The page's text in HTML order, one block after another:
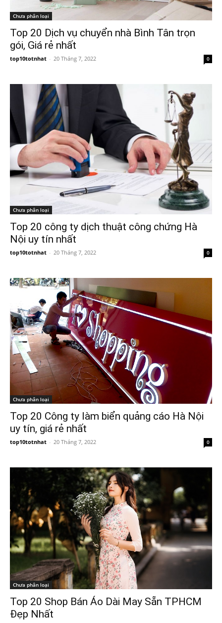
Chưa phân loại
Top 20 Dịch vụ chuyển nhà Bình Tân trọn
gói, Giá rẻ nhất
top10totnhat - 20 Tháng 7, 2022 0
Chưa phân loại
Top 20 công ty dịch thuật công chứng Hà
Nội uy tín nhất
top10totnhat - 20 Tháng 7, 2022 0
Chưa phân loại
Top 20 Công ty làm biển quảng cáo Hà Nội
uy tín, giá rẻ nhất
top10totnhat - 20 Tháng 7, 2022 0
Chưa phân loại
Top 20 Shop Bán Áo Dài May Sẵn TPHCM
Đẹp Nhất